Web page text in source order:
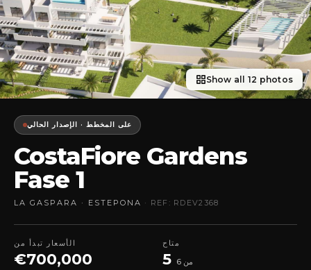
Show all 12 photos
على المخطط · الإصدار الحالي
CostaFiore Gardens
Fase 1
LA GASPARA · ESTEPONA · REF: RDEV2368
الأسعار تبدأ من
€700,000
متاح
5 من 6